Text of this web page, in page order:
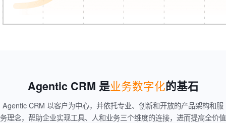
Agentic CRM 是业务数字化的基石
Agentic CRM 以客户为中心，并依托专业、创新和开放的产品架构和服
务理念，帮助企业实现工具、人和业务三个维度的连接，进而提高全价值